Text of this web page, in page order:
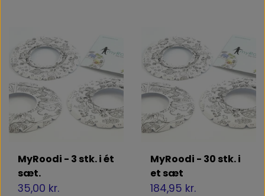
MyRoodi - 3 stk. i ét
sæt.
35,00 kr.
MyRoodi - 30 stk. i
et sæt
184,95 kr.